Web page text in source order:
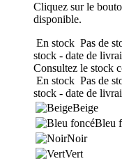
Cliquez sur le
disponible.
En stock Pas de
stock - date de
Consultez le stock
En stock Pas de
stock - date de
Beige
Bleu
Noir
Vert